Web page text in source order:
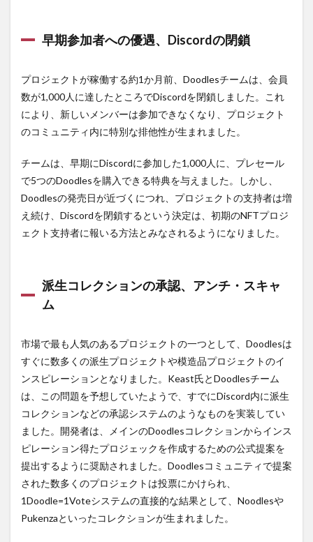
早期参加者への優遇、 Discordの閉鎖
プロジェクトが稼働する約1か月前、Doodlesチームは、会員
数が1,000人に達したところでDiscordを閉鎖しました。これ
により、新しいメンバーは参加できなくなり、プロジェクト
のコミュニティ内に特別な排他性が生まれました。
チームは、早期にDiscordに参加した1,000人に、プレセール
で5つのDoodlesを購入できる特典を与えました。しかし、
Doodlesの発売日が近づくにつれ、プロジェクトの支持者は増
え続け、Discordを閉鎖するという決定は、初期のNFTプロジ
ェクト支持者に報いる方法とみなされるようになりました。
派生コレクションの承認、アンチ・スキャ
ム
市場で最も人気のあるプロジェクトの一つとして、Doodlesは
すぐに数多くの派生プロジェクトや模造品プロジェクトのイ
ンスピレーションとなりました。Keast氏とDoodlesチーム
は、この問題を予想していたようで、すでにDiscord内に派生
コレクションなどの承認システムのようなものを実装してい
ました。開発者は、メインのDoodlesコレクションからインス
ピレーション得たプロジェックを作成するための公式提案を
提出するように奨励されました。Doodlesコミュニティで提案
された数多くのプロジェクトは投票にかけられ、
1Doodle=1Voteシステムの直接的な結果として、Noodlesや
Pukenzaといったコレクションが生まれました。